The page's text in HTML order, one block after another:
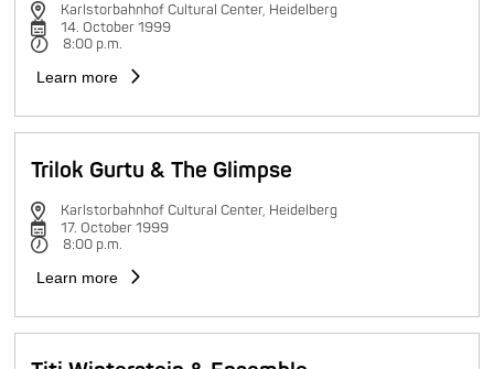
Karlstorbahnhof Cultural Center, Heidelberg
14. October 1999
8:00 p.m.
Learn more
Trilok Gurtu & The Glimpse
Karlstorbahnhof Cultural Center, Heidelberg
17. October 1999
8:00 p.m.
Learn more